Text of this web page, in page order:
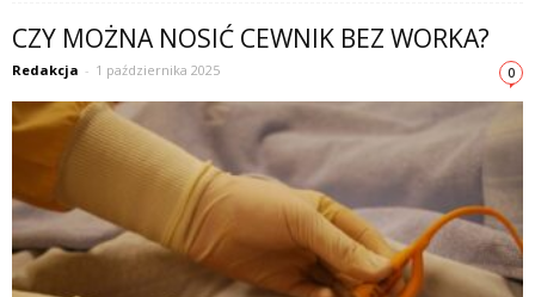
CZY MOŻNA NOSIĆ CEWNIK BEZ WORKA?
Redakcja - 1 października 2025 0